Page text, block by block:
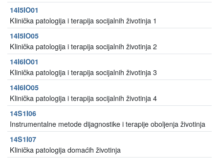
14I5IO01
Klinička patologija i terapija socijalnih životinja 1
14I5IO05
Klinička patologija i terapija socijalnih životinja 2
14I6IO01
Klinička patologija i terapija socijalnih životinja 3
14I6IO05
Klinička patologija i terapija socijalnih životinja 4
14S1I06
Instrumentalne metode dijagnostike i terapije oboljenja životinja
14S1I07
Klinička patologija domaćih životinja